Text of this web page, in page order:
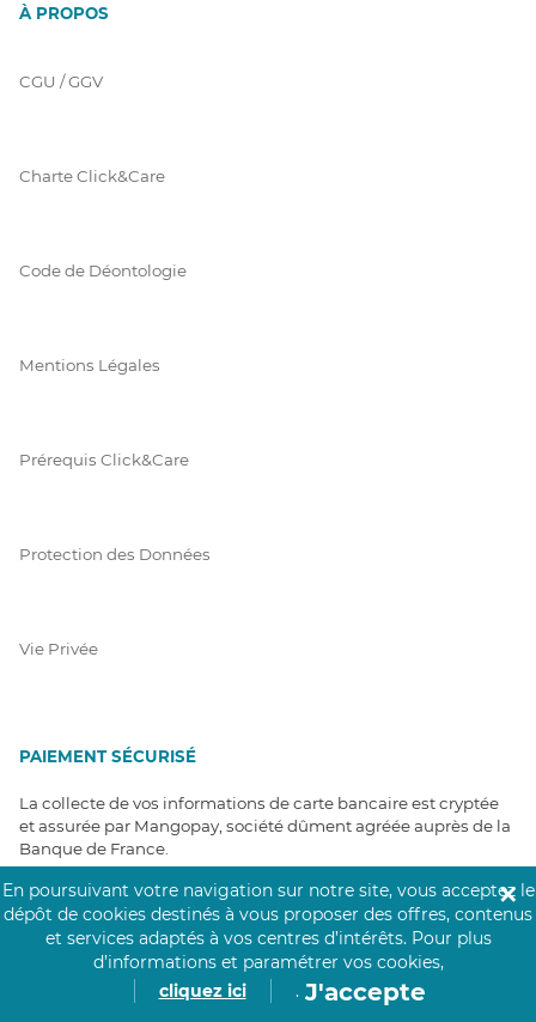
À PROPOS
CGU / GGV
Charte Click&Care
Code de Déontologie
Mentions Légales
Prérequis Click&Care
Protection des Données
Vie Privée
PAIEMENT SÉCURISÉ
La collecte de vos informations de carte bancaire est cryptée
et assurée par Mangopay, société dûment agréée auprès de la
Banque de France.
En poursuivant votre navigation sur notre site, vous acceptez le
dépôt de cookies destinés à vous proposer des offres, contenus
et services adaptés à vos centres d’intérêts. Pour plus
d’informations et paramétrer vos cookies,
cliquez ici
. J'accepte
✕